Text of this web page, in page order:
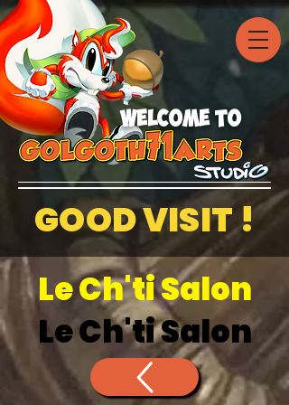
welcome to
GOOD VISIT !
Le Ch'ti Salon
Le Ch'ti Salon